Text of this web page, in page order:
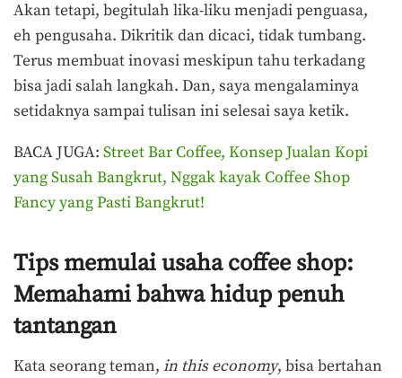
Akan tetapi, begitulah lika-liku menjadi penguasa,
eh pengusaha. Dikritik dan dicaci, tidak tumbang.
Terus membuat inovasi meskipun tahu terkadang
bisa jadi salah langkah. Dan, saya mengalaminya
setidaknya sampai tulisan ini selesai saya ketik.
BACA JUGA: Street Bar Coffee, Konsep Jualan Kopi
yang Susah Bangkrut, Nggak kayak Coffee Shop
Fancy yang Pasti Bangkrut!
Tips memulai usaha coffee shop:
Memahami bahwa hidup penuh
tantangan
Kata seorang teman, in this economy, bisa bertahan